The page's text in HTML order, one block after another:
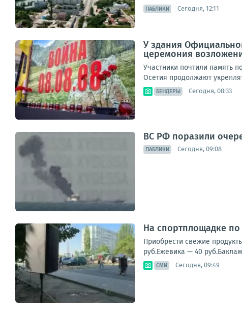
ПАБЛИКИ Сегодня, 12:11
У здания
церемония
Участники почтили память
Осетия продолжают
БЕНДЕРЫ Сегодня, 08:33
ВС РФ поразили
ПАБЛИКИ Сегодня, 09:08
На спортплощадке по
Приобрести свежие
руб.Ежевика — 40
СМИ Сегодня, 09:49